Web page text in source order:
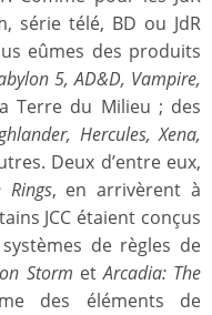
série télé, BD ou JdR
eûmes des produits
5, AD&D, Vampire,
Terre du Milieu ; des
Hercules, Xena,
Deux d’entre eux,
, en arrivèrent à
JCC étaient conçus
de règles de
Storm etArcadia: The
des éléments de